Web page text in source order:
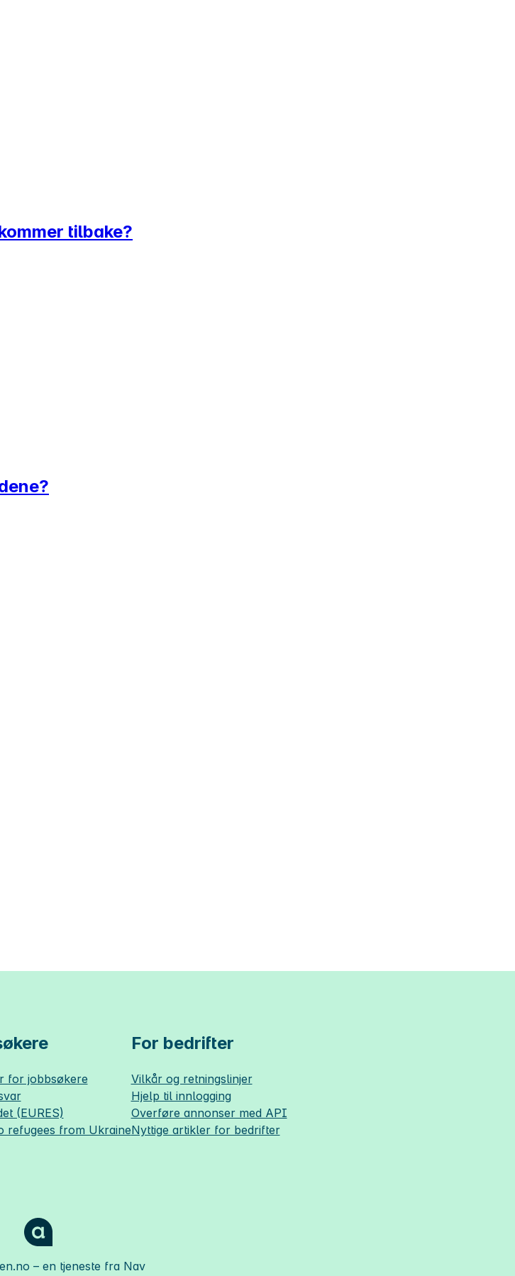
tilbake?
for jobbsøkere
(EURES)
refugees from Ukraine
For bedrifter
Vilkår og retningslinjer
Hjelp til innlogging
Overføre annonser med API
Nyttige artikler for bedrifter
– en tjeneste fra Nav